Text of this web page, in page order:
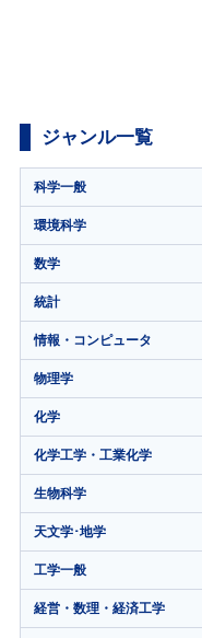
ジャンル一覧
科学一般
環境科学
数学
統計
情報・コンピュータ
物理学
化学
化学工学・工業化学
生物科学
天文学･地学
工学一般
経営・数理・経済工学